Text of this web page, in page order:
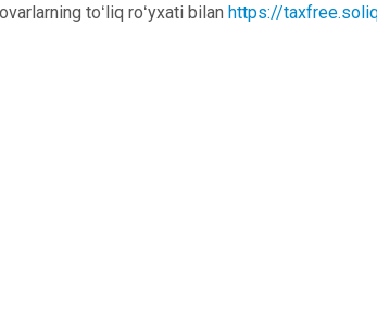
toʻliq roʻyxati bilan https://